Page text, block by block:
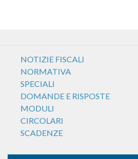
NOTIZIE FISCALI
NORMATIVA
SPECIALI
DOMANDE E RISPOSTE
MODULI
CIRCOLARI
SCADENZE